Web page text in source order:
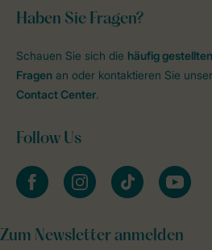
Haben Sie Fragen?
Schauen Sie sich die häufig gestellten
Fragen an oder kontaktieren Sie unser
Contact Center.
Follow Us
facebookinstagramtiktok youtube
Zum Newsletter anmelden